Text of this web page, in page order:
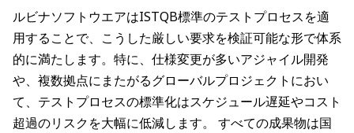
ルビナソフトウエアはISTQB標準のテストプロセスを適
用することで、こうした厳しい要求を検証可能な形で体系
的に満たします。特に、仕様変更が多いアジャイル開発
や、複数拠点にまたがるグローバルプロジェクトにおい
て、テストプロセスの標準化はスケジュール遅延やコスト
超過のリスクを大幅に低減します。 すべての成果物は国